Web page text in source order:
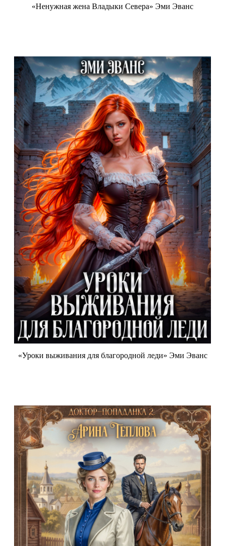
«Ненужная жена Владыки Севера» Эми Эванс
«Уроки выживания для благородной леди» Эми Эванс